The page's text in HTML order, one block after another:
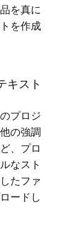
を真に
を作成
キスト
プロジ
の強調
、プロ
なスト
たファ
ードし